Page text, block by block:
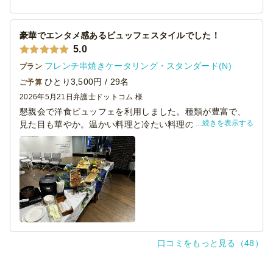
かったのが残念でしたが、ビールが進む感じでした。
豪華でエンタメ感あるビュッフェスタイルでした！
5.0
プラン フレンチ串焼きケータリング・スタンダード(N)
ご予算 ひとり3,500円 / 29名
2026年5月21日 弁護士ドットコム 様
懇親会で洋食ビュッフェを利用しました。種類が豊富で、
見た目も華やか。温かい料理と冷たい料理のバランスが良
く、若手からベテランまで幅広く好評でした。スタッフの
対応も丁寧で、追加補充もスムーズ。大人数の会にぴった
りのケータリングです。
続きを表示する
口コミをもっと見る（48）